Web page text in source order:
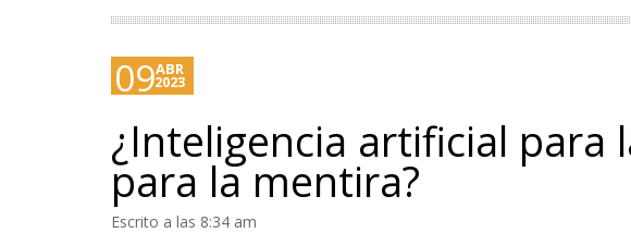
09ABR
2023
¿Inteligencia artificial para
para la mentira?
Escrito a las 8:34 am